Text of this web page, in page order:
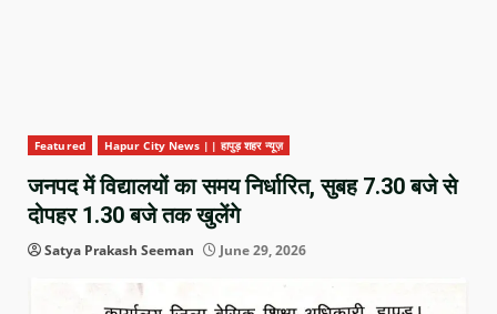
Featured Hapur City News || हापुड़ शहर न्यूज़
जनपद में विद्यालयों का समय निर्धारित, सुबह 7.30 बजे से
दोपहर 1.30 बजे तक खुलेंगे
Satya Prakash Seeman June 29, 2026